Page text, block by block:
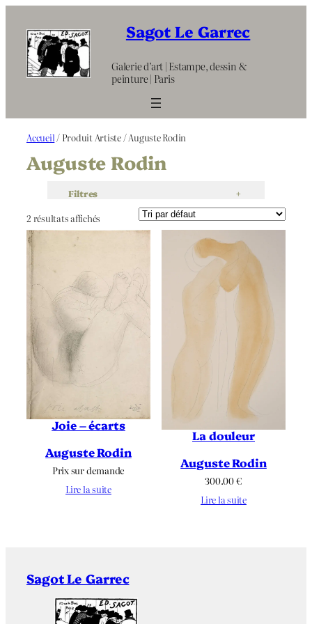
contenu
Sagot Le Garrec
Galerie d’art | Estampe, dessin &
peinture | Paris
Accueil / Produit Artiste / Auguste Rodin
Auguste Rodin
Filtres +
2 résultats affichés
Joie – écarts
Auguste Rodin
Prix sur demande
Lire la suite
La douleur
Auguste Rodin
300.00€
Lire la suite
Sagot Le Garrec